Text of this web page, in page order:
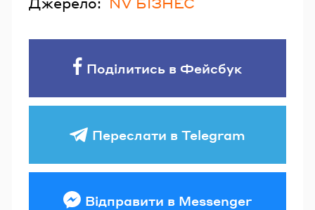
Поділитись в Фейсбук
Переслати в Telegram
Відправити в Messenger